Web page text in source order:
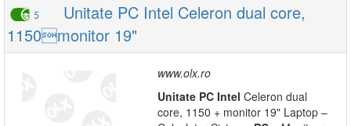
5
Unitate PC Intel Celeron dual core,
1150monitor 19"
www.olx.ro
Unitate PC Intel Celeron dual
core, 1150 + monitor 19" Laptop –